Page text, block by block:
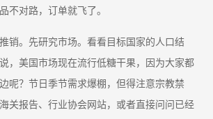
不对路，订单就飞了。
销。先研究市场。看看目标国家的人口结
，美国市场现在流行低糖干果，因为大家都
呢？节日季节需求爆棚，但得注意宗教禁
关报告、行业协会网站，或者直接问问已经